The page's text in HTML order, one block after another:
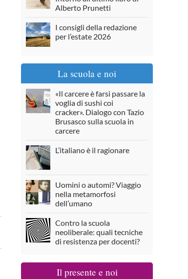
Alberto Prunetti
I consigli della redazione
per l’estate 2026
La scuola e noi
«Il carcere è farsi passare la
voglia di sushi coi
cracker». Dialogo con Tazio
Brusasco sulla scuola in
carcere
L’italiano è il ragionare
Uomini o automi? Viaggio
nella metamorfosi
dell’umano
Contro la scuola
neoliberale: quali tecniche
di resistenza per docenti?
Il presente e noi